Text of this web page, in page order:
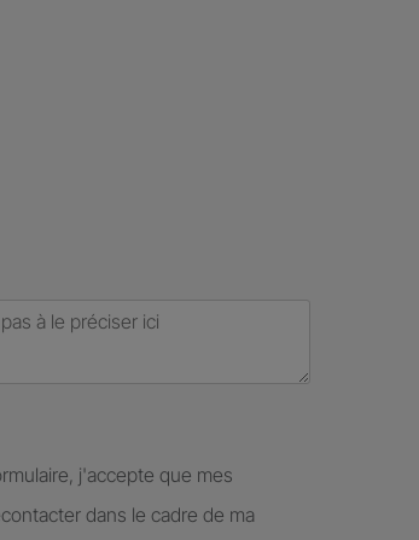
j'accepte que mes
dans le cadre de ma